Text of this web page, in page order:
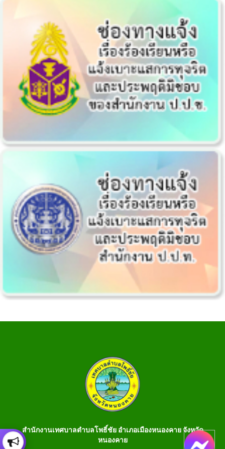
สำนักงานเทศบาลตำบลโพธิ์ชัย อำเภอเมืองหนองคาย จังหวัด
หนองคาย